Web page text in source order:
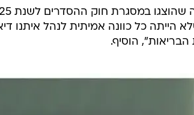
הייתה כל כוונה אמיתית לנהל איתנו
הוסיף.